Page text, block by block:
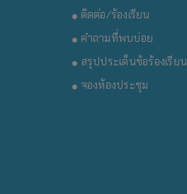
ติดต่อ/ร้องเรียน
คำถามที่พบบ่อย
สรุปประเด็นข้อร้องเรียน
จองห้องประชุม